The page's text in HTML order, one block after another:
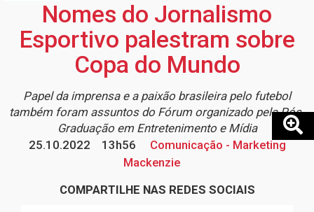
Nomes do Jornalismo
Esportivo palestram sobre
Copa do Mundo
Papel da imprensa e a paixão brasileira pelo futebol
também foram assuntos do Fórum organizado pela Pós-
Graduação em Entretenimento e Mídia
25.10.2022
13h56
Comunicação - Marketing
Mackenzie
COMPARTILHE NAS REDES SOCIAIS